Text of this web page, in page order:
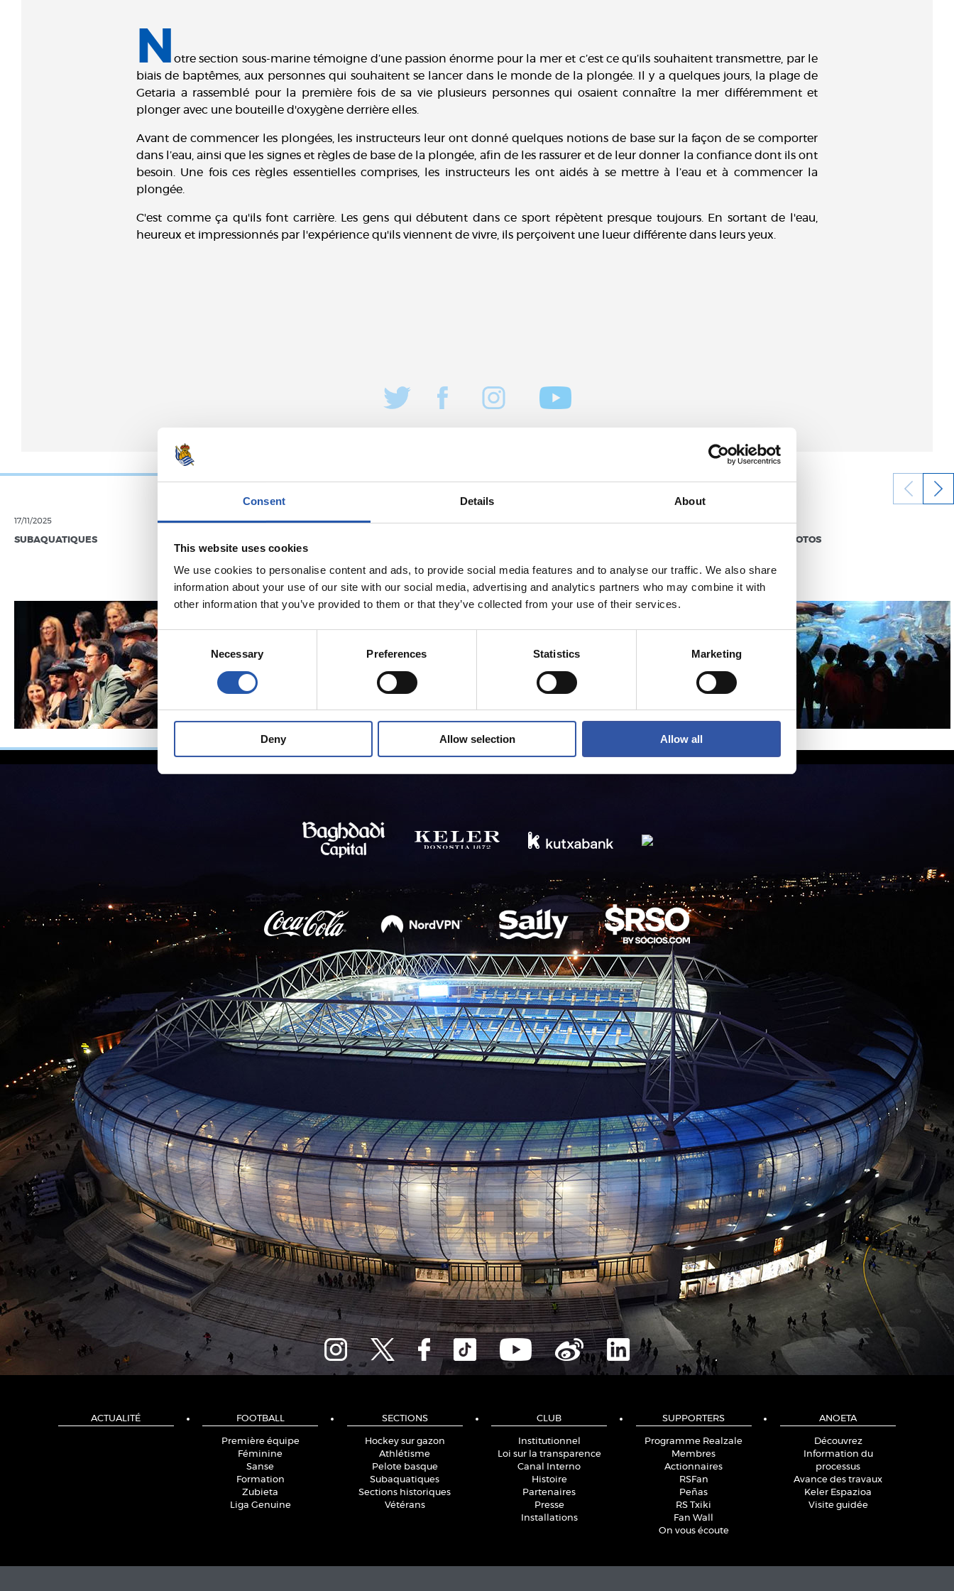
Consent Details About
This website uses cookies
We use cookies to personalise content and ads, to provide social media features and to analyse our traffic. We also share
information about your use of our site with our social media, advertising and analytics partners who may combine it with
other information that you’ve provided to them or that they’ve collected from your use of their services.
Consent
Selection
Necessary Preferences Statistics Marketing
Deny Allow selection Allow all
N
otre section sous-marine témoigne d’une passion énorme pour la mer et c’est ce qu’ils souhaitent transmettre, par le
biais de baptêmes, aux personnes qui souhaitent se lancer dans le monde de la plongée. Il y a quelques jours, la plage de
Getaria a rassemblé pour la première fois de sa vie plusieurs personnes qui osaient connaître la mer différemment et
plonger avec une bouteille d'oxygène derrière elles.
Avant de commencer les plongées, les instructeurs leur ont donné quelques notions de base sur la façon de se comporter
dans l’eau, ainsi que les signes et règles de base de la plongée, afin de les rassurer et de leur donner la confiance dont ils ont
besoin. Une fois ces règles essentielles comprises, les instructeurs les ont aidés à se mettre à l’eau et à commencer la
plongée.
C'est comme ça qu'ils font carrière. Les gens qui débutent dans ce sport répètent presque toujours. En sortant de l'eau,
heureux et impressionnés par l'expérience qu'ils viennent de vivre, ils perçoivent une lueur différente dans leurs yeux.
17/11/2025
SUBAQUATIQUES
13/11/2023
GALERIE DE PHOTOS
ACTUALITÉ FOOTBALL
Première équipe
Féminine
Sanse
Formation
Zubieta
Liga Genuine
SECTIONS
Hockey sur gazon
Athlétisme
Pelote basque
Subaquatiques
Sections historiques
Vétérans
CLUB
Institutionnel
Loi sur la transparence
Canal Interno
Histoire
Partenaires
Presse
Installations
SUPPORTERS
Programme Realzale
Membres
Actionnaires
RSFan
Peñas
RS Txiki
Fan Wall
On vous écoute
ANOETA
Découvrez
Information du
processus
Avance des travaux
Keler Espazioa
Visite guidée